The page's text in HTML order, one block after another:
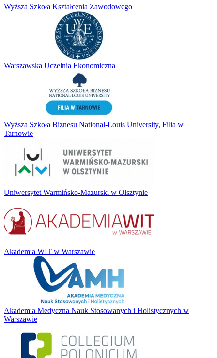
Wyższa Szkoła Kształcenia Zawodowego
Warszawska Uczelnia Ekonomiczna
Wyższa Szkoła Biznesu National-Louis University, Filia w
Tarnowie
Uniwersytet Warmińsko-Mazurski w Olsztynie
Akademia WIT w Warszawie
Akademia Medyczna Nauk Stosowanych i Holistycznych w
Warszawie